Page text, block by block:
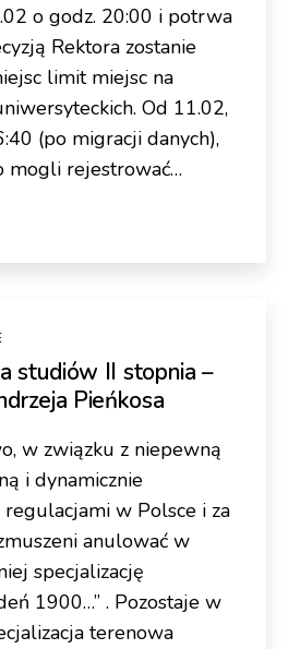
o godz. 20:00 i potrwa
Rektora zostanie
limit miejsc na
Od 11.02,
(po migracji danych),
mogli rejestrować…
studiów II stopnia –
Pieńkosa
w związku z niepewną
i dynamicznie
regulacjami w Polsce i za
anulować w
specjalizację
1900…” . Pozostaje w
terenowa